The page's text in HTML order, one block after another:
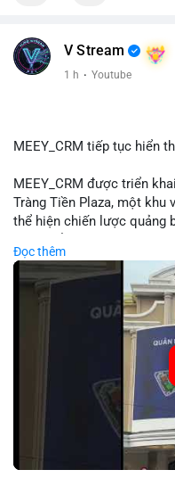
V Stream
1 h · Youtube
MEEY_CRM tiếp tục hiển
MEEY_CRM được triển
Tràng Tiền Plaza, một
thể hiện chiến lược quảng
lớn hàng ngày, giúp tăng
MEEY_CRM. Mô hình
sản tại điểm giao thông
🎥 Xem video trực tiếp tại:
Đọc thêm